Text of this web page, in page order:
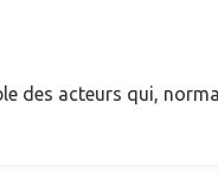
des acteurs qui,